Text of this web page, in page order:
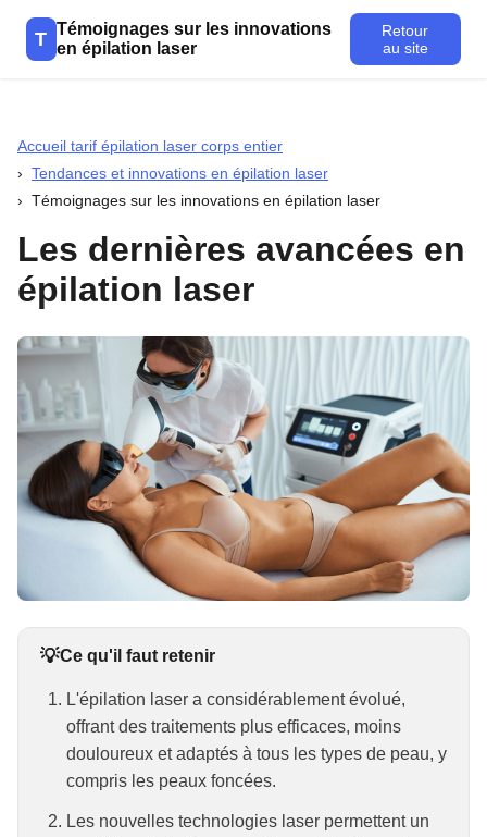
T Témoignages sur les innovations
en épilation laser
Retour
au site
Accueil tarif épilation laser corps entier
Tendances et innovations en épilation laser
Témoignages sur les innovations en épilation laser
Les dernières avancées en
épilation laser
Ce qu'il faut retenir
L'épilation laser a considérablement évolué,
offrant des traitements plus efficaces, moins
douloureux et adaptés à tous les types de peau, y
compris les peaux foncées.
Les nouvelles technologies laser permettent un